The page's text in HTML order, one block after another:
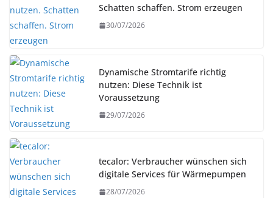
Schatten schaffen. Strom erzeugen
30/07/2026
Dynamische Stromtarife richtig
nutzen: Diese Technik ist
Voraussetzung
29/07/2026
tecalor: Verbraucher wünschen sich
digitale Services für Wärmepumpen
28/07/2026